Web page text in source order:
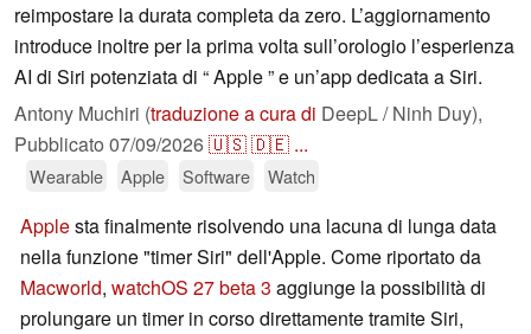
reimpostare la durata completa da zero. L’aggiornamento
introduce inoltre per la prima volta sull’orologio l’esperienza
AI di Siri potenziata di “ Apple ” e un’app dedicata a Siri.
Antony Muchiri (traduzione a cura di DeepL / Ninh Duy),
Pubblicato 07/09/2026🇺🇸🇩🇪 ...
Wearable Apple Software Watch
Applesta finalmente risolvendo una lacuna di lunga data
nella funzione "timer Siri" dell'Apple. Come riportato da
Macworld, watchOS 27 beta 3 aggiunge la possibilità di
prolungare un timer in corso direttamente tramite Siri,